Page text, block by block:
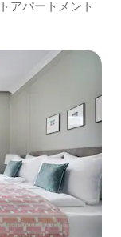
アパートメント